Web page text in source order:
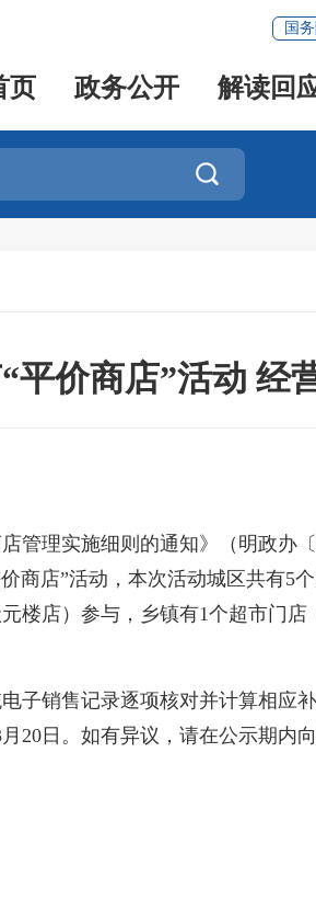
国
页 政务公开 解读回

平价商店”活动 经
理实施细则的通知》（明政办〔
商店”活动，本次活动城区共有5
楼店）参与，乡镇有1个超市门
销售记录逐项核对并计算相应补
20日。如有异议，请在公示期内